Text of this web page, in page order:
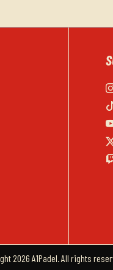
2026 A1Padel. All rights